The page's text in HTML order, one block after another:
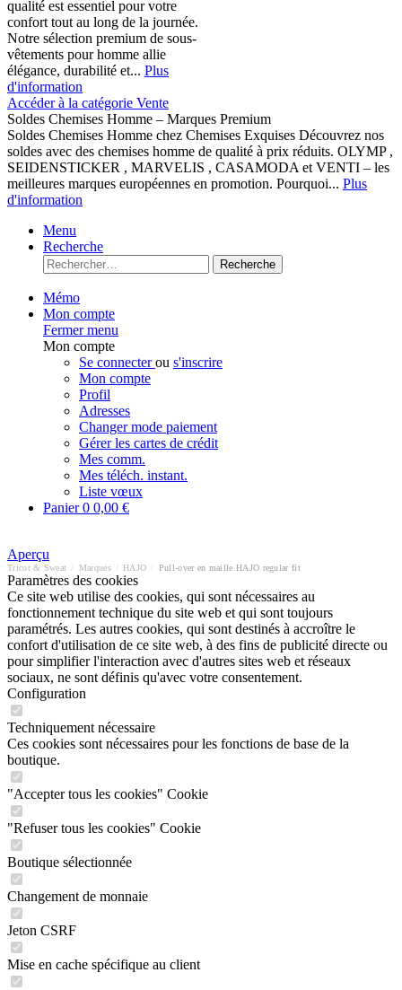
qualité est essentiel pour votre
confort tout au long de la journée.
Notre sélection premium de sous-
vêtements pour homme allie
élégance, durabilité et... Plus
d'information
Accéder à la catégorie Vente
Soldes Chemises Homme – Marques Premium
Soldes Chemises Homme chez Chemises Exquises Découvrez nos
soldes avec des chemises homme de qualité à prix réduits. OLYMP ,
SEIDENSTICKER , MARVELIS , CASAMODA et VENTI – les
meilleures marques européennes en promotion. Pourquoi... Plus
d'information
Menu
Recherche
Recherche
Mémo
Mon compte
Fermer menu
Mon compte
Se connecterou s'inscrire
Mon compte
Profil
Adresses
Changer mode paiement
Gérer les cartes de crédit
Mes comm.
Mes téléch. instant.
Liste vœux
Panier0 0,00 €
Aperçu
Tricot & Sweat Marques HAJO Pull-over en maille HAJO regular fit
Paramètres des cookies
Ce site web utilise des cookies, qui sont nécessaires au
fonctionnement technique du site web et qui sont toujours
paramétrés. Les autres cookies, qui sont destinés à accroître le
confort d'utilisation de ce site web, à des fins de publicité directe ou
pour simplifier l'interaction avec d'autres sites web et réseaux
sociaux, ne sont définis qu'avec votre consentement.
Configuration
Techniquement nécessaire
Ces cookies sont nécessaires pour les fonctions de base de la
boutique.
"Accepter tous les cookies" Cookie
"Refuser tous les cookies" Cookie
Boutique sélectionnée
Changement de monnaie
Jeton CSRF
Mise en cache spécifique au client